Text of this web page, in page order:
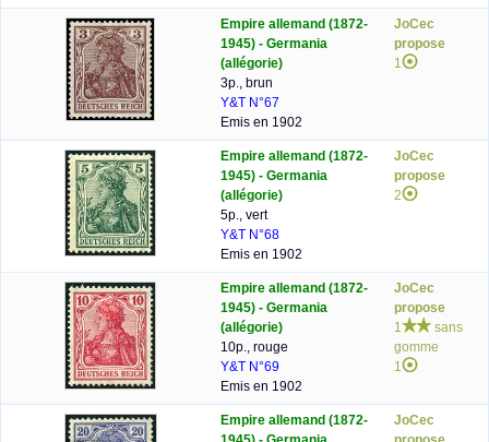
Empire allemand (1872-
1945) - Germania
(allégorie)
3p., brun
Y&T N°67
Emis en 1902
JoCec
propose
1
Empire allemand (1872-
1945) - Germania
(allégorie)
5p., vert
Y&T N°68
Emis en 1902
JoCec
propose
2
Empire allemand (1872-
1945) - Germania
(allégorie)
10p., rouge
Y&T N°69
Emis en 1902
JoCec
propose
1
sans
gomme
1
Empire allemand (1872-
JoCec